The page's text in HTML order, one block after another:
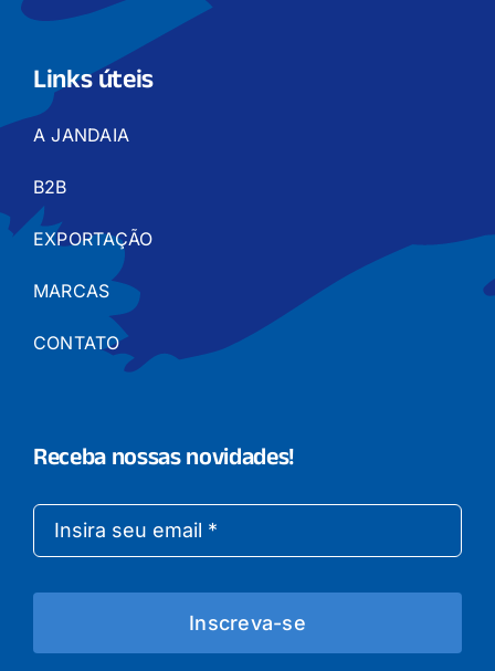
Links úteis
A JANDAIA
B2B
EXPORTAÇÃO
MARCAS
CONTATO
Receba nossas novidades!
Inscreva-se